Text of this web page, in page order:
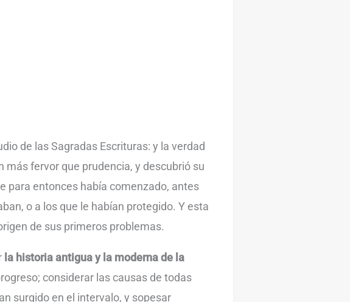
de las Sagradas Escrituras: y la verdad
más fervor que prudencia, y descubrió su
para entonces había comenzado, antes
o a los que le habían protegido. Y esta
de sus primeros problemas.
la historia antigua y la moderna de la
considerar las causas de todas
surgido en el intervalo, y sopesar